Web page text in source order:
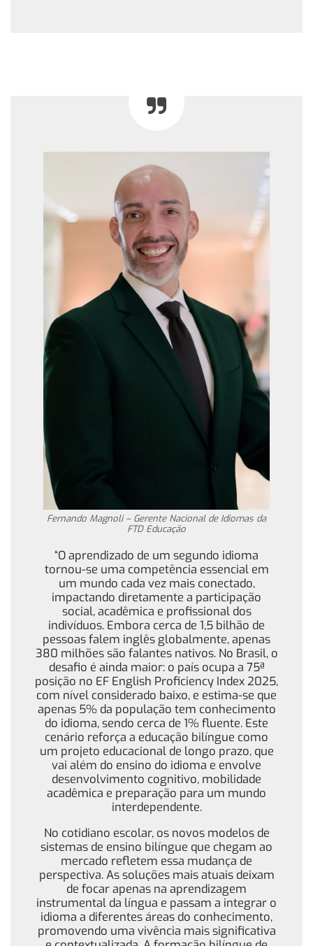
Fernando Magnoli – Gerente Nacional de Idiomas da
FTD Educação
“O aprendizado de um segundo idioma
tornou-se uma competência essencial em
um mundo cada vez mais conectado,
impactando diretamente a participação
social, acadêmica e profissional dos
indivíduos. Embora cerca de 1,5 bilhão de
pessoas falem inglês globalmente, apenas
380 milhões são falantes nativos. No Brasil, o
desafio é ainda maior: o país ocupa a 75ª
posição no EF English Proficiency Index 2025,
com nível considerado baixo, e estima-se que
apenas 5% da população tem conhecimento
do idioma, sendo cerca de 1% fluente. Este
cenário reforça a educação bilíngue como
um projeto educacional de longo prazo, que
vai além do ensino do idioma e envolve
desenvolvimento cognitivo, mobilidade
acadêmica e preparação para um mundo
interdependente.
No cotidiano escolar, os novos modelos de
sistemas de ensino bilíngue que chegam ao
mercado refletem essa mudança de
perspectiva. As soluções mais atuais deixam
de focar apenas na aprendizagem
instrumental da língua e passam a integrar o
idioma a diferentes áreas do conhecimento,
promovendo uma vivência mais significativa